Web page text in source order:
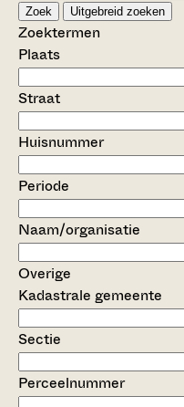
Zoek Uitgebreid zoeken
Zoektermen
Plaats
Straat
Huisnummer
Periode
Naam/organisatie
Overige
Kadastrale gemeente
Sectie
Perceelnummer